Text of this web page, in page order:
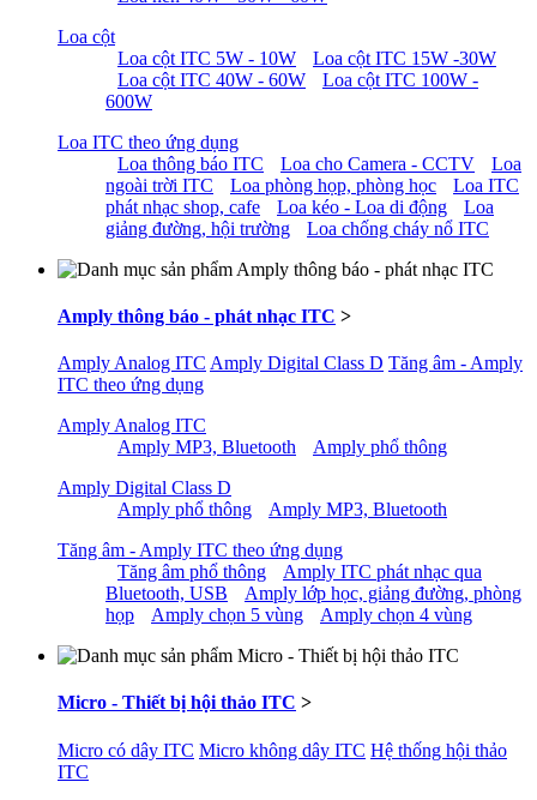
Loa cột
Loa cột ITC 5W - 10W
Loa cột ITC 15W -30W
Loa cột ITC 40W - 60W
Loa cột ITC 100W -
600W
Loa ITC theo ứng dụng
Loa thông báo ITC
Loa cho Camera - CCTV
Loa
ngoài trời ITC
Loa phòng họp, phòng học
Loa ITC
phát nhạc shop, cafe
Loa kéo - Loa di động
Loa
giảng đường, hội trường
Loa chống cháy nổ ITC
Amply thông báo - phát nhạc ITC >
Amply Analog ITC Amply Digital Class D Tăng âm - Amply
ITC theo ứng dụng
Amply Analog ITC
Amply MP3, Bluetooth
Amply phổ thông
Amply Digital Class D
Amply phổ thông
Amply MP3, Bluetooth
Tăng âm - Amply ITC theo ứng dụng
Tăng âm phổ thông
Amply ITC phát nhạc qua
Bluetooth, USB
Amply lớp học, giảng đường, phòng
họp
Amply chọn 5 vùng Amply chọn 4 vùng
Micro - Thiết bị hội thảo ITC >
Micro có dây ITC Micro không dây ITC Hệ thống hội thảo
ITC